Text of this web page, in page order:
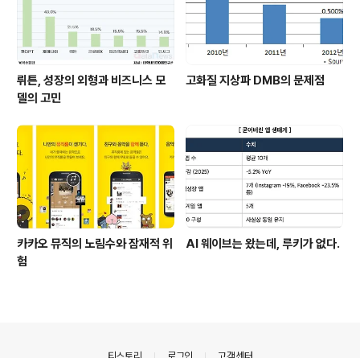
뤼튼, 성장의 외형과 비즈니스 모
델의 고민
고화질 지상파 DMB의 문제점
카카오 뮤직의 노림수와 잠재적 위
험
AI 웨이브는 왔는데, 루키가 없다.